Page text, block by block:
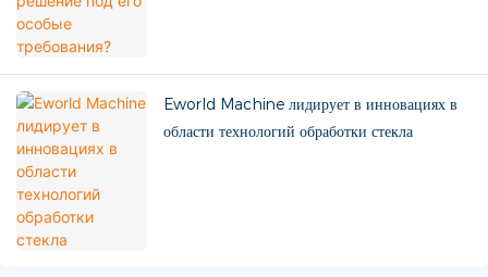
Eworld Machine лидирует в инновациях в
области технологий обработки стекла